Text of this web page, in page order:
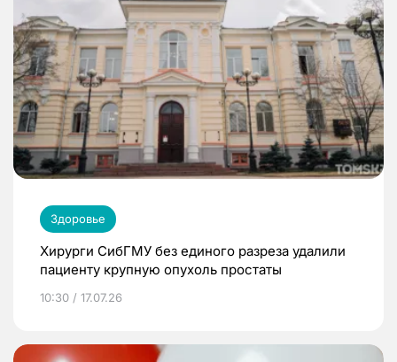
Здоровье
Хирурги СибГМУ без единого разреза удалили
пациенту крупную опухоль простаты
10:30 / 17.07.26